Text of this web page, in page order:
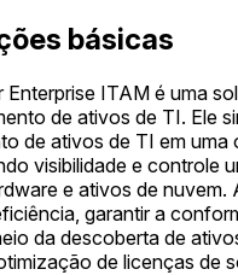
básicas
Enterprise ITAM é uma
de ativos de TI. Ele
de ativos de TI em uma
visibilidade e controle
e ativos de nuvem.
garantir a
da descoberta de
de licenças de